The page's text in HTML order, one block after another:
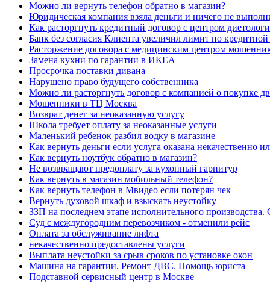
Можно ли вернуть телефон обратно в магазин?
Юридическая компания взяла деньги и ничего не
Как расторгнуть кредитный договор с центром
Банк без согласия Клиента увеличил лимит по кредитной
Расторжение договора с медицинским центром
Замена кухни по гарантии в ИКЕА
Просрочка поставки дивана
Нарушено право будущего собственника
Можно ли расторгнуть договор с компанией о покупке
Мошенники в ТЦ Москва
Возврат денег за неоказанную услугу
Школа требует оплату за неоказанные услуги
Маленький ребенок разбил водку в магазине
Как вернуть деньги если услуга оказана некачественно
Как вернуть ноутбук обратно в магазин?
Не возвращают предоплату за кухонный гарнитур
Как вернуть в магазин мобильный телефон?
Как вернуть телефон в Мвидео если потерян чек
Вернуть духовой шкаф и взыскать неустойку
ЗЗП на последнем этапе исполнительного
Суд с междугородним перевозчиком - отменили рейс
Оплата за обслуживание лифта
некачественно предоставлены услуги
Выплата неустойки за срыв сроков по установке окон
Машина на гарантии. Ремонт ДВС. Помощь юриста
Подставной сервисный центр в Москве